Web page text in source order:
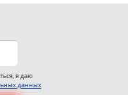
я даю
данных